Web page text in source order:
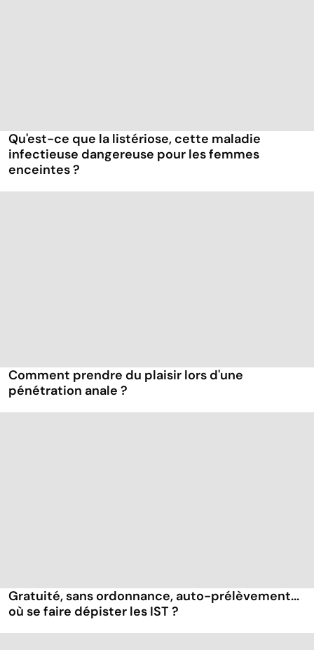
Qu'est-ce que la listériose, cette maladie
infectieuse dangereuse pour les femmes
enceintes ?
Comment prendre du plaisir lors d'une
pénétration anale ?
Gratuité, sans ordonnance, auto-prélèvement...
où se faire dépister les IST ?